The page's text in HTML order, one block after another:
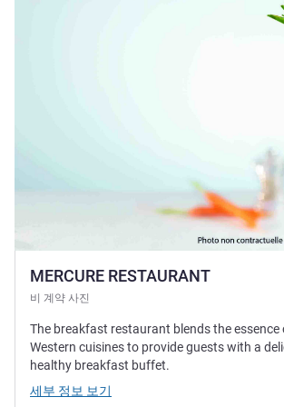
MERCURE RESTAURANT
비 계약 사진
The breakfast restaurant blends the essence
Western cuisines to provide guests with a
healthy breakfast buffet.
세부 정보 보기